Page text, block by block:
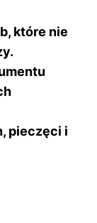
które nie
pieczęci i